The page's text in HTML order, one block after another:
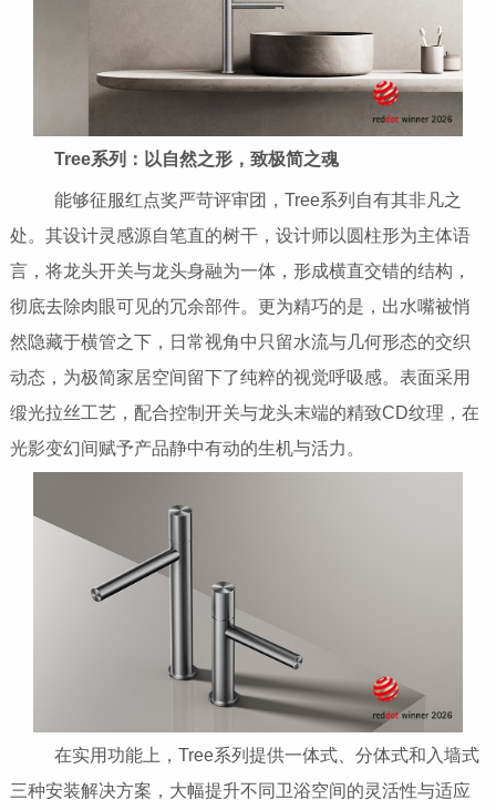
Tree系列：以自然之形，致极简之魂
能够征服红点奖严苛评审团，Tree系列自有其非凡之
处。其设计灵感源自笔直的树干，设计师以圆柱形为主体语
言，将龙头开关与龙头身融为一体，形成横直交错的结构，
彻底去除肉眼可见的冗余部件。更为精巧的是，出水嘴被悄
然隐藏于横管之下，日常视角中只留水流与几何形态的交织
动态，为极简家居空间留下了纯粹的视觉呼吸感。表面采用
缎光拉丝工艺，配合控制开关与龙头末端的精致CD纹理，在
光影变幻间赋予产品静中有动的生机与活力。
在实用功能上，Tree系列提供一体式、分体式和入墙式
三种安装解决方案，大幅提升不同卫浴空间的灵活性与适应